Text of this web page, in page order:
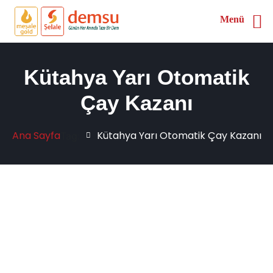
Kütahya Yarı Otomatik
Çay Kazanı
Ana SayfaTag: Kütahya Yarı Otomatik Çay Kazanı
Menü